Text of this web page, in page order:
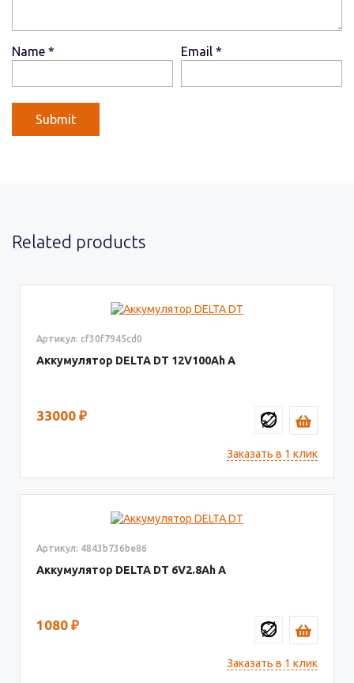
Name * Email *
Related products
Артикул: cf30f7945cd0
Аккумулятор DELTA DT 12V100
33000 ₽
Заказать в 1 клик
Артикул: 4843b736be86
Аккумулятор DELTA DT 6V2.8
1080 ₽
Заказать в 1 клик